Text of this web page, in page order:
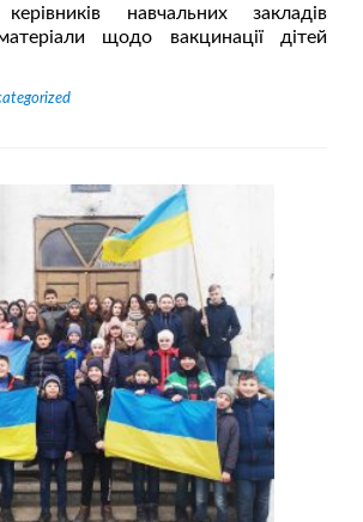
навчальних закладів
щодо вакцинації дітей